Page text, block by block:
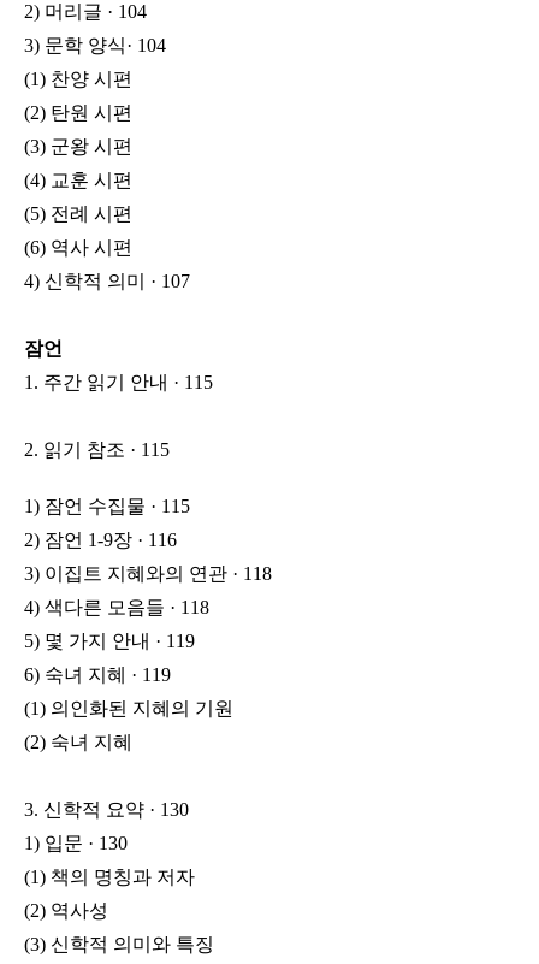
2) 머리글 · 104
3) 문학 양식· 104
(1) 찬양 시편
(2) 탄원 시편
(3) 군왕 시편
(4) 교훈 시편
(5) 전례 시편
(6) 역사 시편
4) 신학적 의미 · 107
잠언
1. 주간 읽기 안내 · 115
2. 읽기 참조 · 115
1) 잠언 수집물 · 115
2) 잠언 1-9장 · 116
3) 이집트 지혜와의 연관 · 118
4) 색다른 모음들 · 118
5) 몇 가지 안내 · 119
6) 숙녀 지혜 · 119
(1) 의인화된 지혜의 기원
(2) 숙녀 지혜
3. 신학적 요약 · 130
1) 입문 · 130
(1) 책의 명칭과 저자
(2) 역사성
(3) 신학적 의미와 특징